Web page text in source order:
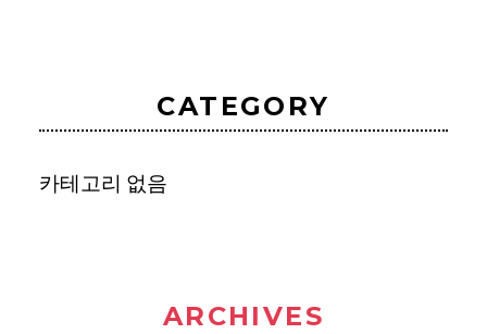
CATEGORY
카테고리 없음
ARCHIVES